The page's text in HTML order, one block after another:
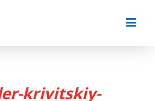
krivitskiy-